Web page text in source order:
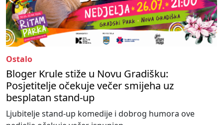
Ostalo
Bloger Krule stiže u Novu Gradišku:
Posjetitelje očekuje večer smijeha uz
besplatan stand-up
Ljubitelje stand-up komedije i dobrog humora ove